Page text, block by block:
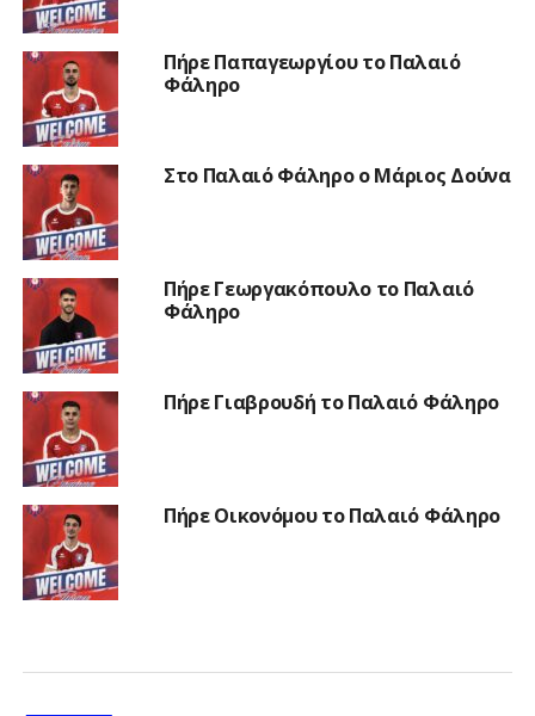
Πήρε Παπαγεωργίου το Παλαιό
Φάληρο
Στο Παλαιό Φάληρο ο Μάριος Δούνα
Πήρε Γεωργακόπουλο το Παλαιό
Φάληρο
Πήρε Γιαβρουδή το Παλαιό Φάληρο
Πήρε Οικονόμου το Παλαιό Φάληρο